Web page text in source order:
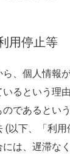
用停止等
ら、個人情報
いるという理
のであるとい
(以下、「利
は、遅滞な